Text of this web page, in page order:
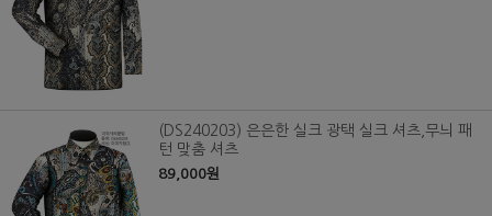
(DS240203) 은은한 실크 광택 실크 셔츠,무늬 패
턴 맞춤 셔츠
89,000원